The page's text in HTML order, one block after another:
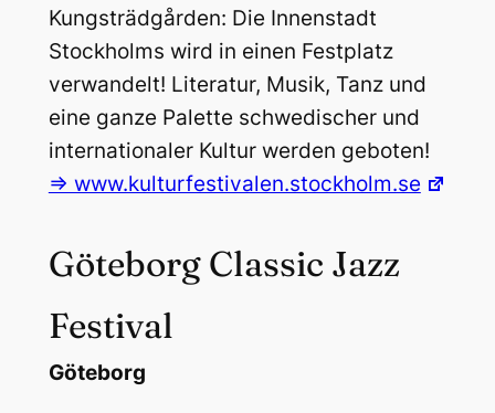
Kungsträdgården: Die Innenstadt
Stockholms wird in einen Festplatz
verwandelt! Literatur, Musik, Tanz und
eine ganze Palette schwedischer und
internationaler Kultur werden geboten!
=> www.kulturfestivalen.stockholm.se
Göteborg Classic Jazz
Festival
Göteborg